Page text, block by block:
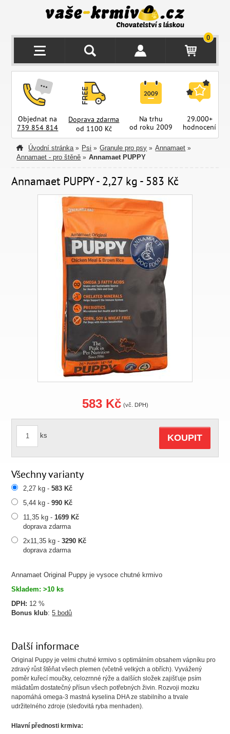
0
Objednat na
739 854 814
Doprava zdarma
od 1100 Kč
Na trhu
od roku 2009
29.000+
hodnocení
Úvodní stránka » Psi » Granule pro psy » Annamaet »
Annamaet - pro štěně » Annamaet PUPPY
Annamaet PUPPY - 2,27 kg - 583 Kč
Annamaet Original Puppy je vysoce chutné krmivo
Skladem: >10 ks
DPH: 12 %
Bonus klub:5 bodů
583 Kč (vč. DPH)
ks KOUPIT
Všechny varianty
2,27 kg -583 Kč
5,44 kg -990 Kč
11,35 kg -1699 Kč
doprava zdarma
2x11,35 kg -3290 Kč
doprava zdarma
Další informace
Original Puppy je velmi chutné krmivo s optimálním obsahem vápníku pro
zdravý růst štěňat všech plemen (včetně velkých a obřích). Vyvážený
poměr kuřecí moučky, celozrnné rýže a dalších složek zajišťuje psím
mláďatům dostatečný přísun všech potřebných živin. Rozvoji mozku
napomáhá omega-3 mastná kyselina DHA ze stabilního a trvale
udržitelného zdroje (sleďovitá ryba menhaden).
Hlavní přednosti krmiva: